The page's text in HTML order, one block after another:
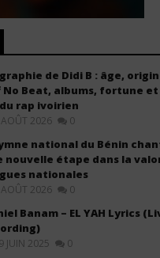
de Didi B : âge,
No Beat, albums, fortune
rap ivoirien
AOÛT 2026 0
national du Bénin
nouvelle étape dans la
nationales
AOÛT 2026 0
Banam – EL YAH Lyrics
JUIN 2025 0